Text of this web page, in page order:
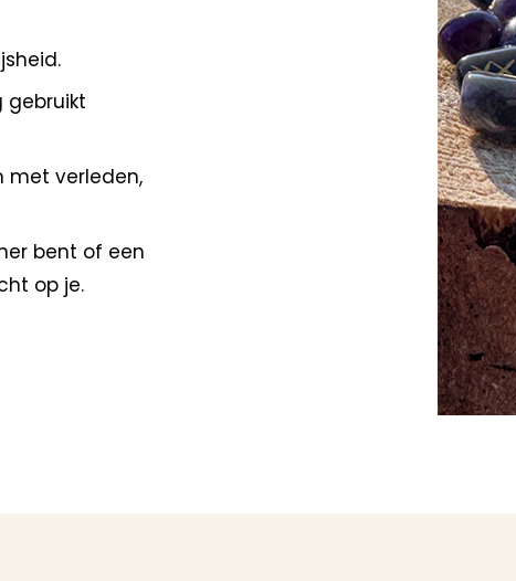
gebruikt
met verleden,
bent of een
op je.